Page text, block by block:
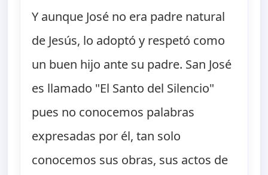
Y aunque José no era padre natural
de Jesús, lo adoptó y respetó como
un buen hijo ante su padre. San José
es llamado "El Santo del Silencio"
pues no conocemos palabras
expresadas por él, tan solo
conocemos sus obras, sus actos de